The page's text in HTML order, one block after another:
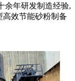
余年研发制造经验,
效节能砂粉制备